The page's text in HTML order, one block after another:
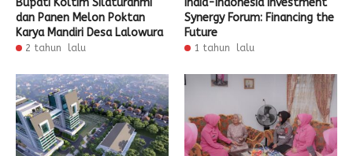
Bupati Koltim Silaturahmi
dan Panen Melon Poktan
Karya Mandiri Desa Lalowura
2 tahun lalu
India-Indonesia Investment
Synergy Forum: Financing the
Future
1 tahun lalu